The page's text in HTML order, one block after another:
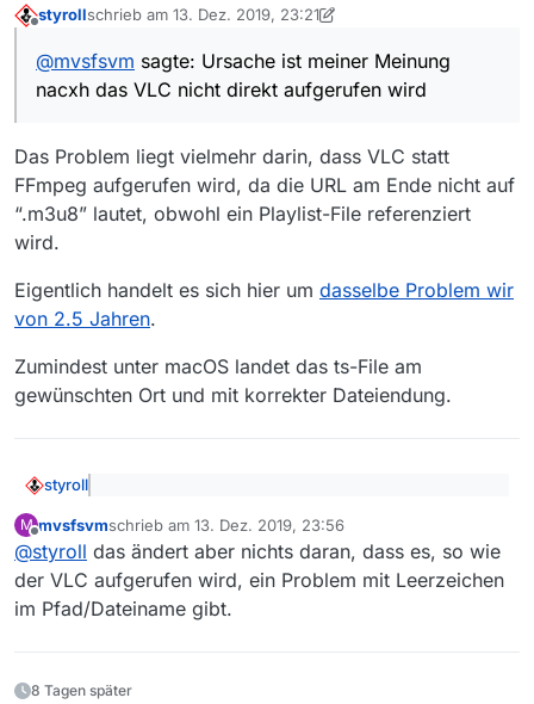
heruntergeladen werden und als TS-Date auf der
Sendungen vollständig auf der Platte aber nicht am
richtigen Ort und nicht mit dem richtigen Namen und
Da das Problem auch noch zu identischen
Dateinamen führt, werden früher geladene
Sendungen überschrieben, wobei VLC das ohne
Nachfrage tut.
Ursache ist meiner Meinung nacxh das VLC nicht
Parameter beim Aufruf der Kommandozeile
(CMD.exe) mit gegeben wird. Das ist aber
enthalten sind und erhalten bleiben müssen.
styrollschrieb am 13. Dez. 2019, 23:21
zuletzt editiert von styroll
@mvsfsvm sagte: Ursache ist meiner Meinung
nacxh das VLC nicht direkt aufgerufen wird
Das Problem liegt vielmehr darin, dass VLC statt
FFmpeg aufgerufen wird, da die URL am Ende nicht auf
“.m3u8” lautet, obwohl ein Playlist-File referenziert
wird.
Eigentlich handelt es sich hier um dasselbe Problem wir
von 2.5 Jahren.
Zumindest unter macOS landet das ts-File am
gewünschten Ort und mit korrekter Dateiendung.
styroll
nacxh das VLC nicht direkt aufgerufen wird
Das Problem liegt vielmehr darin, dass VLC statt FFmpeg
aufgerufen wird, da die URL am Ende nicht auf “.m3u8”
lautet, obwohl ein Playlist-File referenziert wird.
Eigentlich handelt es sich hier umdasselbe Problem wir
von 2.5 Jahren.
M
Offline
mvsfsvmschrieb am 13. Dez. 2019, 23:56
zuletzt editiert von
@styroll das ändert aber nichts daran, dass es, so wie
der VLC aufgerufen wird, ein Problem mit Leerzeichen
im Pfad/Dateiname gibt.
8 Tagen später